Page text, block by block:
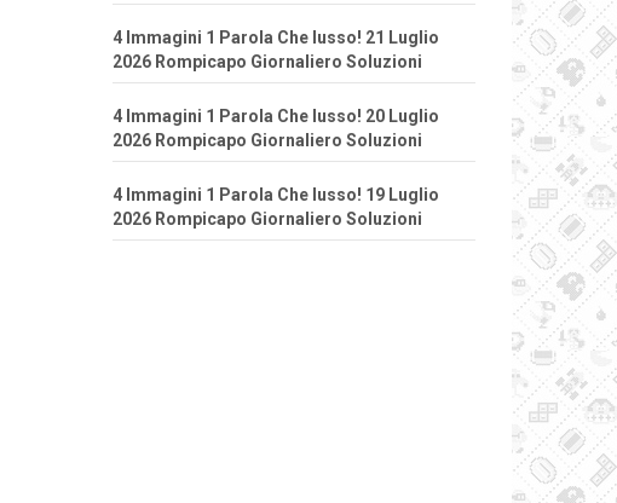
4 Immagini 1 Parola Che lusso! 21 Luglio
2026 Rompicapo Giornaliero Soluzioni
4 Immagini 1 Parola Che lusso! 20 Luglio
2026 Rompicapo Giornaliero Soluzioni
4 Immagini 1 Parola Che lusso! 19 Luglio
2026 Rompicapo Giornaliero Soluzioni